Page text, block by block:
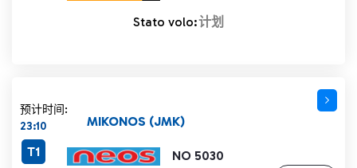
Stato volo:计划
预计时间:
23:10
NO 5030
MIKONOS (JMK)
T1